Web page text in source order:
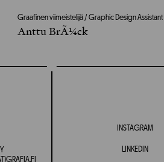
Graafinen viimeistelijä / Graphic Design Assistant
Anttu BrÃ¼ck
INSTAGRAM
LINKEDIN